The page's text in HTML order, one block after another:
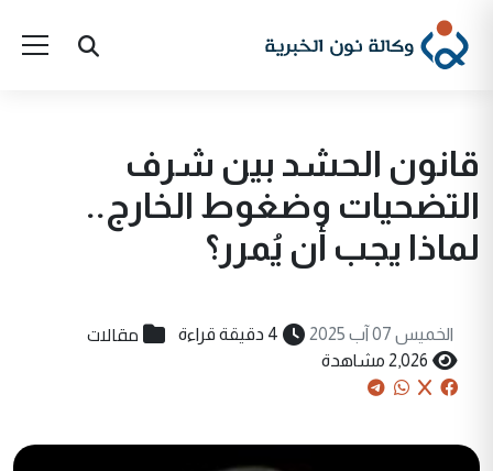
قانون الحشد بين شرف
التضحيات وضغوط الخارج..
لماذا يجب أن يُمرر؟
الخميس 07 آب 2025 4 دقيقة قراءة مقالات
2,026 مشاهدة